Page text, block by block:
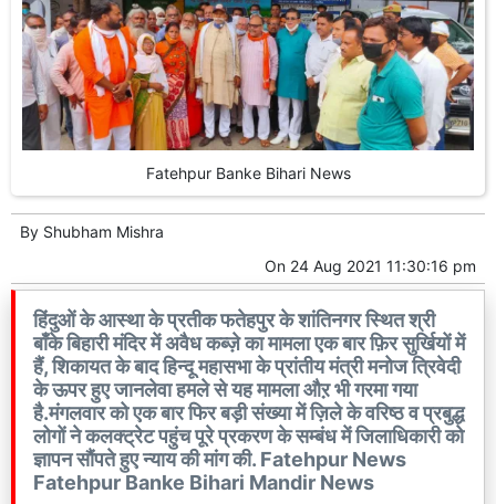
Fatehpur Banke Bihari News
By Shubham Mishra
On 24 Aug 2021 11:30:16 pm
हिंदुओं के आस्था के प्रतीक फतेहपुर के शांतिनगर स्थित श्री
बाँके बिहारी मंदिर में अवैध कब्ज़े का मामला एक बार फ़िर सुर्खियों में
हैं, शिकायत के बाद हिन्दू महासभा के प्रांतीय मंत्री मनोज त्रिवेदी
के ऊपर हुए जानलेवा हमले से यह मामला औऱ भी गरमा गया
है.मंगलवार को एक बार फिर बड़ी संख्या में ज़िले के वरिष्ठ व प्रबुद्ध
लोगों ने कलक्ट्रेट पहुंच पूरे प्रकरण के सम्बंध में जिलाधिकारी को
ज्ञापन सौंपते हुए न्याय की मांग की. Fatehpur News
Fatehpur Banke Bihari Mandir News